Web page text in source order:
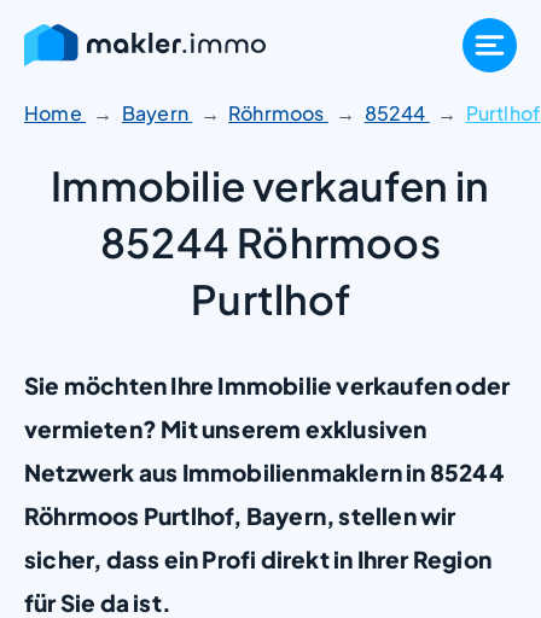
Zum
Inhalt
springen
Home Bayern Röhrmoos 85244 Purtlhof
Immobilie verkaufen in
85244 Röhrmoos
Purtlhof
Sie möchten Ihre Immobilie verkaufen oder
vermieten? Mit unserem exklusiven
Netzwerk aus Immobilienmaklern in 85244
Röhrmoos Purtlhof, Bayern, stellen wir
sicher, dass ein Profi direkt in Ihrer Region
für Sie da ist.